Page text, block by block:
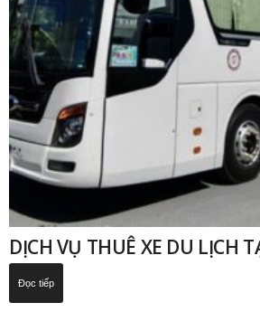
DỊCH VỤ THUÊ XE DU LỊCH
Đọc tiếp